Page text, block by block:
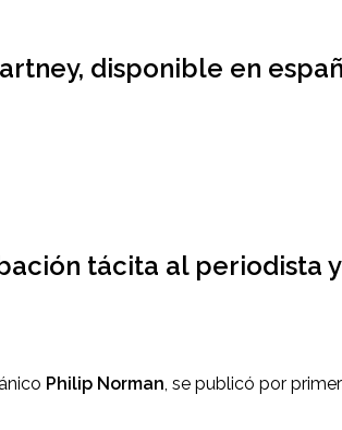
disponible en
tácita al
Philip Norman , se publicó por